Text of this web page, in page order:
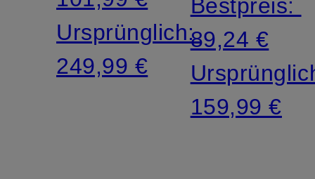
Ursprünglich:
249,99 €
Bestpreis:
89,24 €
159,99 €